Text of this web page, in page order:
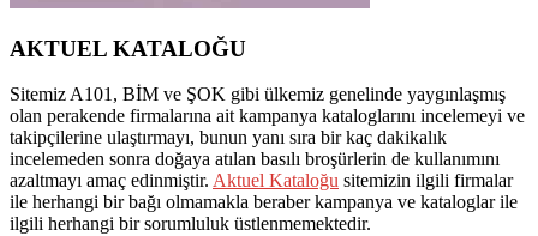
AKTUEL KATALOĞU
Sitemiz A101, BİM ve ŞOK gibi ülkemiz genelinde yaygınlaşmış
olan perakende firmalarına ait kampanya kataloglarını incelemeyi ve
takipçilerine ulaştırmayı, bunun yanı sıra bir kaç dakikalık
incelemeden sonra doğaya atılan basılı broşürlerin de kullanımını
azaltmayı amaç edinmiştir. Aktuel Kataloğu sitemizin ilgili firmalar
ile herhangi bir bağı olmamakla beraber kampanya ve kataloglar ile
ilgili herhangi bir sorumluluk üstlenmemektedir.